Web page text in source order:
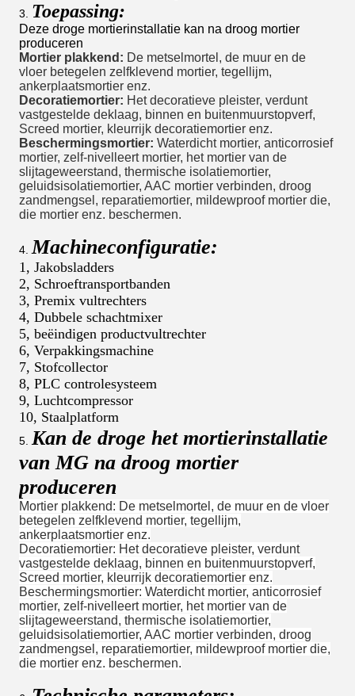
3. Toepassing:
Deze droge mortierinstallatie kan na droog mortier
produceren
Mortier plakkend: De metselmortel, de muur en de
vloer betegelen zelfklevend mortier, tegellijm,
ankerplaatsmortier enz.
Decoratiemortier: Het decoratieve pleister, verdunt
vastgestelde deklaag, binnen en buitenmuurstopverf,
Screed mortier, kleurrijk decoratiemortier enz.
Beschermingsmortier: Waterdicht mortier, anticorrosief
mortier, zelf-nivelleert mortier, het mortier van de
slijtageweerstand, thermische isolatiemortier,
geluidsisolatiemortier, AAC mortier verbinden, droog
zandmengsel, reparatiemortier, mildewproof mortier die,
die mortier enz. beschermen.
4. Machineconfiguratie:
1, Jakobsladders
2, Schroeftransportbanden
3, Premix vultrechters
4, Dubbele schachtmixer
5, beëindigen productvultrechter
6, Verpakkingsmachine
7, Stofcollector
8, PLC controlesysteem
9, Luchtcompressor
10, Staalplatform
5. Kan de droge het mortierinstallatie
van MG na droog mortier
produceren
Mortier plakkend: De metselmortel, de muur en de vloer
betegelen zelfklevend mortier, tegellijm,
ankerplaatsmortier enz.
Decoratiemortier: Het decoratieve pleister, verdunt
vastgestelde deklaag, binnen en buitenmuurstopverf,
Screed mortier, kleurrijk decoratiemortier enz.
Beschermingsmortier: Waterdicht mortier, anticorrosief
mortier, zelf-nivelleert mortier, het mortier van de
slijtageweerstand, thermische isolatiemortier,
geluidsisolatiemortier, AAC mortier verbinden, droog
zandmengsel, reparatiemortier, mildewproof mortier die,
die mortier enz. beschermen.